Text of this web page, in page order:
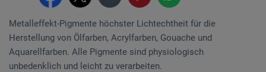
Metalleffekt-Pigmente höchster Lichtechtheit für die
Herstellung von Ölfarben, Acrylfarben, Gouache und
Aquarellfarben. Alle Pigmente sind physiologisch
unbedenklich und leicht zu verarbeiten.